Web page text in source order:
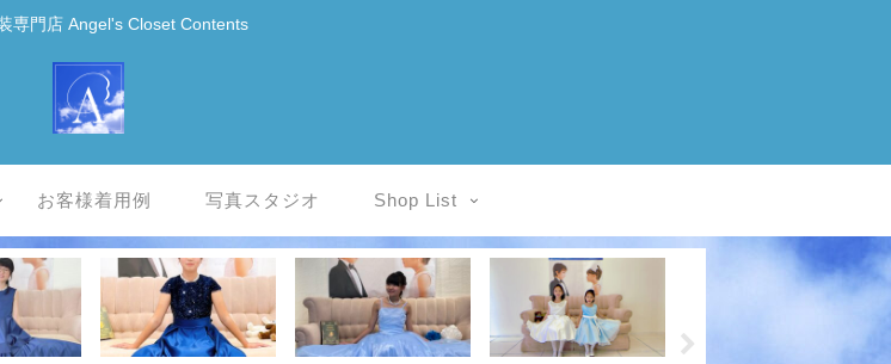
専門店 Angel's Closet Contents
お客様着用例 写真スタジオ Shop List